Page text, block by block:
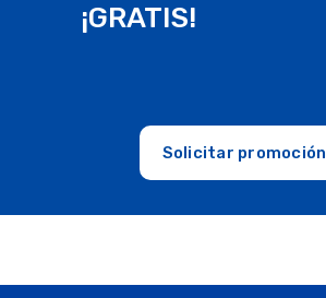
¡GRATIS!
Solicitar promoción